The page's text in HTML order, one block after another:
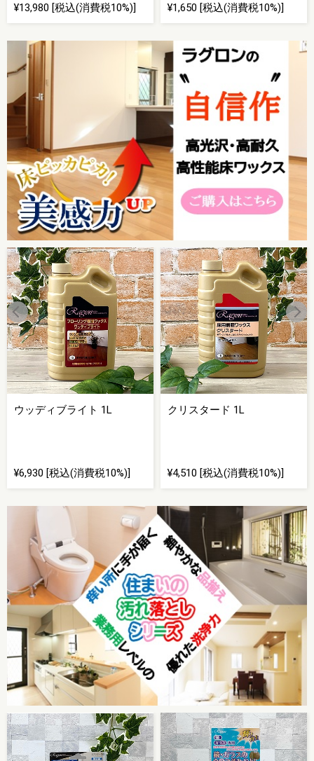
¥13,980 [税込(消費税10%)] ¥1,650 [税込(消費税10%)]
ウッディブライト 1L
¥6,930 [税込(消費税10%)]
クリスタード 1L
¥4,510 [税込(消費税10%)]